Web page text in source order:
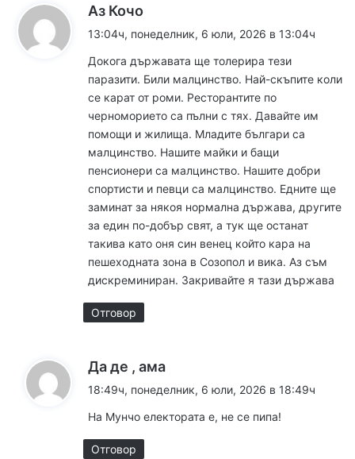
Аз Кочо
а
:
13:04ч, понеделник, 6 юли, 2026 в 13:04ч
Докога държавата ще толерира тези
паразити. Били малцинство. Най-скъпите коли
се карат от роми. Ресторантите по
черноморието са пълни с тях. Давайте им
помощи и жилища. Младите българи са
малцинство. Нашите майки и бащи
пенсионери са малцинство. Нашите добри
спортисти и певци са малцинство. Едните ще
заминат за някоя нормална държава, другите
за един по-добър свят, а тук ще останат
такива като оня син венец който кара на
пешеходната зона в Созопол и вика. Аз съм
дискреминиран. Закривайте я тази държава
Отговор
Да де , ама
а
18:49ч, понеделник, 6 юли, 2026 в 18:49ч
На Мунчо електората е, не се пипа!
Отговор